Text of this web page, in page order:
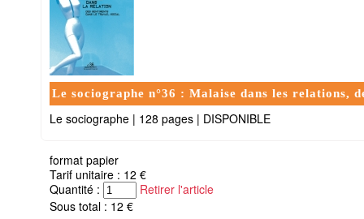
Le sociographe n°36 : Malaise dans les relations,
Le sociographe | 128 pages | DISPONIBLE
format papier
Tarif unitaire : 12 €
Quantité :
Retirer l'article
Sous total : 12 €